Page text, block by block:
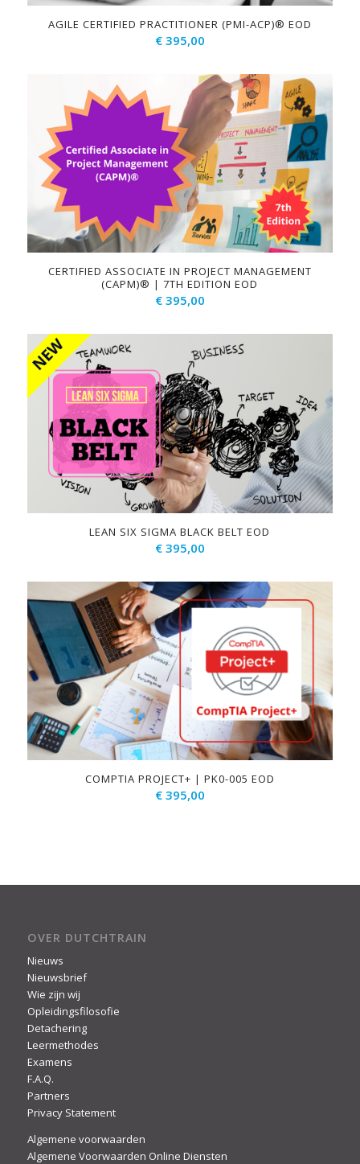
AGILE CERTIFIED PRACTITIONER (PMI-ACP)® EOD
€395,00
CERTIFIED ASSOCIATE IN PROJECT MANAGEMENT
(CAPM)® | 7TH EDITION EOD
€395,00
LEAN SIX SIGMA BLACK BELT EOD
€395,00
COMPTIA PROJECT+ | PK0-005 EOD
€395,00
OVER DUTCHTRAIN
Nieuws
Nieuwsbrief
Wie zijn wij
Opleidingsfilosofie
Detachering
Leermethodes
Examens
F.A.Q.
Partners
Privacy Statement
Algemene voorwaarden
Algemene Voorwaarden Online Diensten